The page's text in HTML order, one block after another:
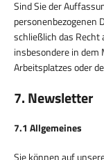
Sind Sie der
personenbezogenen
schließlich das Recht
insbesondere in
Arbeitsplatzes oder
7. Newsletter
7.1 Allgemeines
Sie können auf